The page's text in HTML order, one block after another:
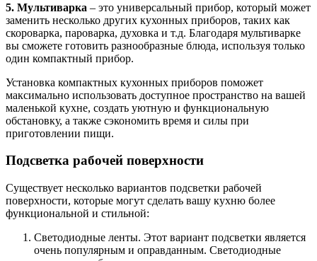
5. Мультиварка – это универсальный прибор, который может
заменить несколько других кухонных приборов, таких как
скороварка, пароварка, духовка и т.д. Благодаря мультиварке
вы сможете готовить разнообразные блюда, используя только
один компактный прибор.
Установка компактных кухонных приборов поможет
максимально использовать доступное пространство на вашей
маленькой кухне, создать уютную и функциональную
обстановку, а также сэкономить время и силы при
приготовлении пищи.
Подсветка рабочей поверхности
Существует несколько вариантов подсветки рабочей
поверхности, которые могут сделать вашу кухню более
функциональной и стильной:
Светодиодные ленты. Этот вариант подсветки является
очень популярным и оправданным. Светодиодные